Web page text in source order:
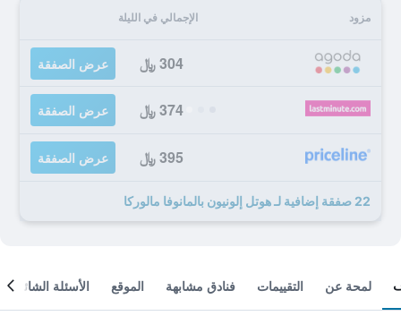
مزود الإجمالي في الليلة
304 ﷼ عرض الصفقة
374 ﷼ عرض الصفقة
395 ﷼ عرض الصفقة
22 صفقة إضافية لـ هوتل إلونيون بالمانوفا مالوركا
لمحة عن التقييمات فنادق مشابهة الموقع الأسئلة الشائعة